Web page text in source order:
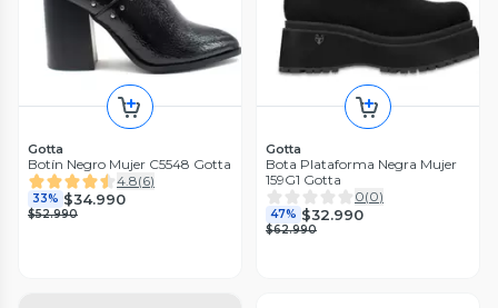
Gotta
Botín Negro Mujer C5548 Gotta
4.8(6)
33% $34.990
$52.990
Gotta
Bota Plataforma Negra Mujer
159G1 Gotta
0(0)
47% $32.990
$62.990